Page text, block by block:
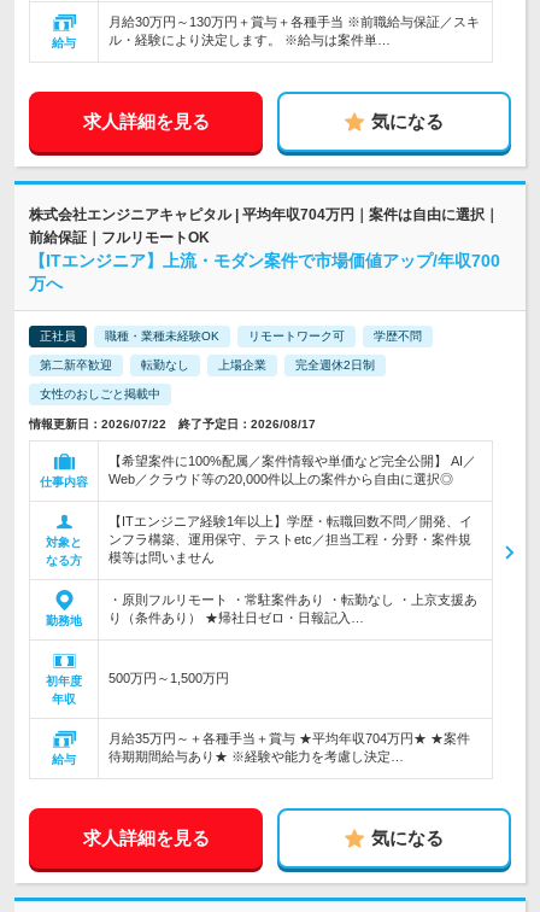
給与
月給30万円～130万円＋賞与＋各種手当 ※前職給与保証／スキ
ル・経験により決定します。 ※給与は案件単…
求人詳細を見る 気になる
株式会社エンジニアキャピタル | 平均年収704万円｜案件は自由に選択｜
前給保証｜フルリモートOK
【ITエンジニア】上流・モダン案件で市場価値アップ/年収700
万へ
正社員 職種・業種未経験OK リモートワーク可 学歴不問
第二新卒歓迎 転勤なし 上場企業 完全週休2日制
女性のおしごと掲載中
情報更新日：2026/07/22 終了予定日：2026/08/17
仕事内容
【希望案件に100%配属／案件情報や単価など完全公開】 AI／
Web／クラウド等の20,000件以上の案件から自由に選択◎
対象と
なる方
【ITエンジニア経験1年以上】学歴・転職回数不問／開発、イ
ンフラ構築、運用保守、テストetc／担当工程・分野・案件規
模等は問いません
勤務地
・原則フルリモート ・常駐案件あり ・転勤なし ・上京支援あ
り（条件あり） ★帰社日ゼロ・日報記入…
初年度
年収
500万円～1,500万円
給与
月給35万円～＋各種手当＋賞与 ★平均年収704万円★ ★案件
待期期間給与あり★ ※経験や能力を考慮し決定…
求人詳細を見る 気になる